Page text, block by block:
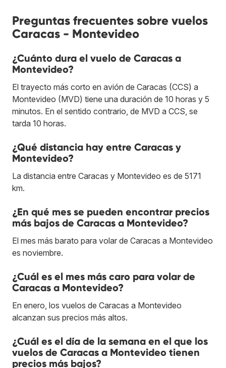
Preguntas frecuentes sobre vuelos
Caracas - Montevideo
¿Cuánto dura el vuelo de Caracas a
Montevideo?
El trayecto más corto en avión de Caracas (CCS) a
Montevideo (MVD) tiene una duración de 10 horas y 5
minutos. En el sentido contrario, de MVD a CCS, se
tarda 10 horas.
¿Qué distancia hay entre Caracas y
Montevideo?
La distancia entre Caracas y Montevideo es de 5171
km.
¿En qué mes se pueden encontrar precios
más bajos de Caracas a Montevideo?
El mes más barato para volar de Caracas a Montevideo
es noviembre.
¿Cuál es el mes más caro para volar de
Caracas a Montevideo?
En enero, los vuelos de Caracas a Montevideo
alcanzan sus precios más altos.
¿Cuál es el día de la semana en el que los
vuelos de Caracas a Montevideo tienen
precios más bajos?